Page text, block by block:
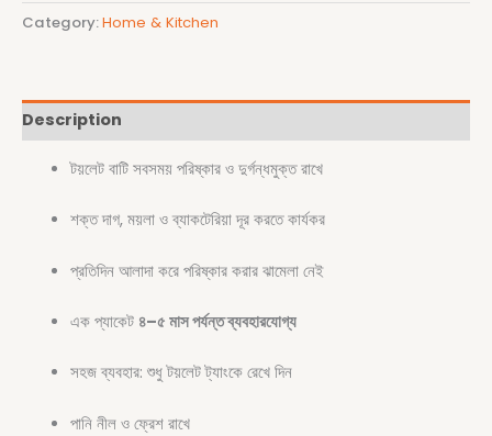
Category:Home & Kitchen
Description
টয়লেট বাটি সবসময় পরিষ্কার ও দুর্গন্ধমুক্ত রাখে
শক্ত দাগ, ময়লা ও ব্যাকটেরিয়া দূর করতে কার্যকর
প্রতিদিন আলাদা করে পরিষ্কার করার ঝামেলা নেই
এক প্যাকেট ৪–৫ মাস পর্যন্ত ব্যবহারযোগ্য
সহজ ব্যবহার: শুধু টয়লেট ট্যাংকে রেখে দিন
পানি নীল ও ফ্রেশ রাখে